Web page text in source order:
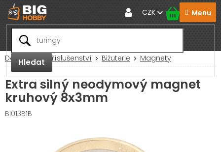
Přejít
na
obsah
Hledat
CZK
Domů RC Příslušenství Bižuterie Magnety
Extra silný neodymový magnet
kruhový 8x3mm
BI013B1B